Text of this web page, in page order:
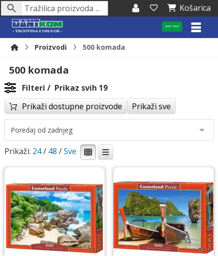
Košarica
WEB SHOP
Proizvodi 500 komada
500 komada
Filteri
Prikaz svih 19
Prikaži dostupne proizvode
Prikaži sve
Prikaži: 24/ 48 /